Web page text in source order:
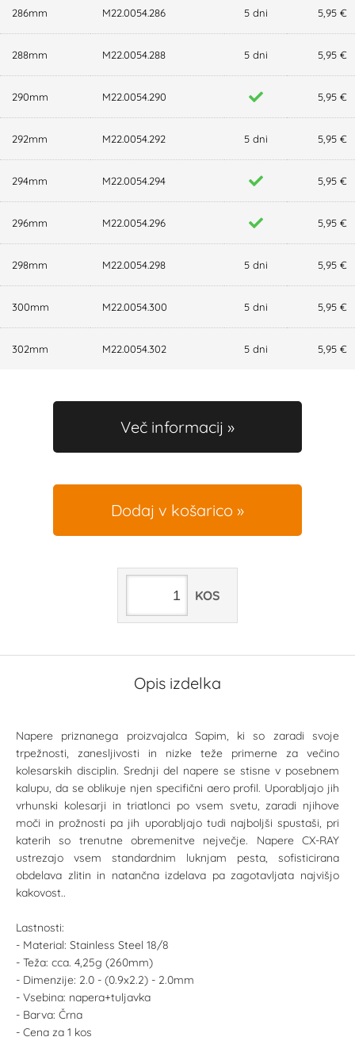
286mm M22.0054.286 5 dni 5,95 €
288mm M22.0054.288 5 dni 5,95 €
290mm M22.0054.290 5,95 €
292mm M22.0054.292 5 dni 5,95 €
294mm M22.0054.294 5,95 €
296mm M22.0054.296 5,95 €
298mm M22.0054.298 5 dni 5,95 €
300mm M22.0054.300 5 dni 5,95 €
302mm M22.0054.302 5 dni 5,95 €
Več informacij
Dodaj v košarico
KOS
Opis izdelka
Napere priznanega proizvajalca Sapim, ki so zaradi svoje
trpežnosti, zanesljivosti in nizke teže primerne za večino
kolesarskih disciplin. Srednji del napere se stisne v posebnem
kalupu, da se oblikuje njen specifični aero profil. Uporabljajo jih
vrhunski kolesarji in triatlonci po vsem svetu, zaradi njihove
moči in prožnosti pa jih uporabljajo tudi najboljši spustaši, pri
katerih so trenutne obremenitve nejvečje. Napere CX-RAY
ustrezajo vsem standardnim luknjam pesta, sofisticirana
obdelava zlitin in natančna izdelava pa zagotavljata najvišjo
kakovost..
Lastnosti:
- Material: Stainless Steel 18/8
- Teža: cca. 4,25g (260mm)
- Dimenzije: 2.0 - (0.9x2.2) - 2.0mm
- Vsebina: napera+tuljavka
- Barva: Črna
- Cena za 1 kos